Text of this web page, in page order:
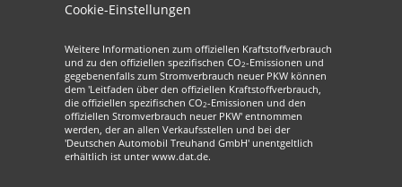
Cookie-Einstellungen
Weitere Informationen zum offiziellen Kraftstoffverbrauch
und zu den offiziellen spezifischen CO2-Emissionen und
gegebenenfalls zum Stromverbrauch neuer PKW können
dem 'Leitfaden über den offiziellen Kraftstoffverbrauch,
die offiziellen spezifischen CO2-Emissionen und den
offiziellen Stromverbrauch neuer PKW' entnommen
werden, der an allen Verkaufsstellen und bei der
'Deutschen Automobil Treuhand GmbH' unentgeltlich
erhältlich ist unter www.dat.de.